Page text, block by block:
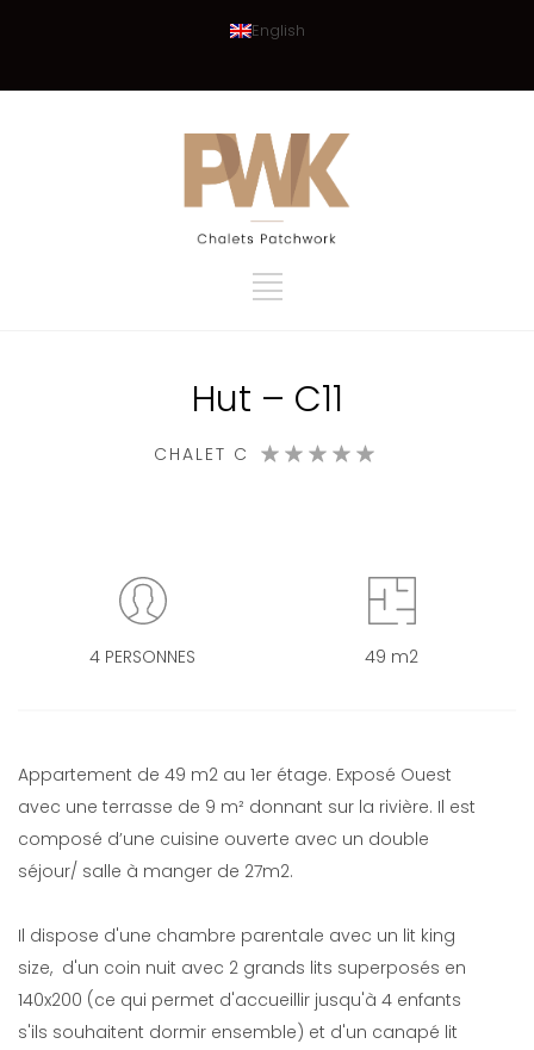
English
Hut – C11
CHALET C
4 PERSONNES 49 m2
Appartement de 49 m2 au 1er étage. Exposé Ouest
avec une terrasse de 9 m² donnant sur la rivière. Il est
composé d’une cuisine ouverte avec un double
séjour/ salle à manger de 27m2.
Il dispose d'une chambre parentale avec un lit king
size, d'un coin nuit avec 2 grands lits superposés en
140x200 (ce qui permet d'accueillir jusqu'à 4 enfants
s'ils souhaitent dormir ensemble) et d'un canapé lit